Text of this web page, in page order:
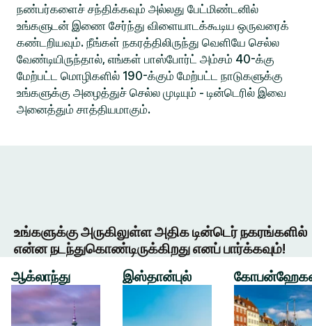
நண்பர்களைச் சந்திக்கவும் அல்லது பேட்மிண்டனில்
உங்களுடன் இணை சேர்ந்து விளையாடக்கூடிய ஒருவரைக்
கண்டறியவும். நீங்கள் நகரத்திலிருந்து வெளியே செல்ல
வேண்டியிருந்தால், எங்கள் பாஸ்போர்ட் அம்சம் 40-க்கு
மேற்பட்ட மொழிகளில் 190-க்கும் மேற்பட்ட நாடுகளுக்கு
உங்களுக்கு அழைத்துச் செல்ல முடியும் - டின்டெரில் இவை
அனைத்தும் சாத்தியமாகும்.
உங்களுக்கு அருகிலுள்ள அதிக டின்டெர் நகரங்களில்
என்ன நடந்துகொண்டிருக்கிறது எனப் பார்க்கவும்!
ஆக்லாந்து
இஸ்தான்புல்